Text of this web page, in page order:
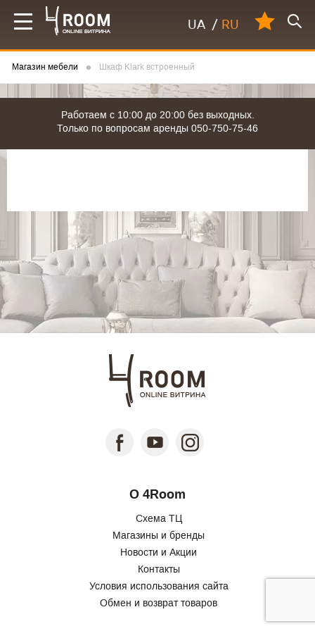
UA / RU
Магазин мебели Шкаф Klark встроенный
Работаем с 10:00 до 20:00 без выходных.
Только по вопросам аренды 050-750-75-46
О 4Room
Схема ТЦ
Магазины и бренды
Новости и Акции
Контакты
Условия использования сайта
Обмен и возврат товаров